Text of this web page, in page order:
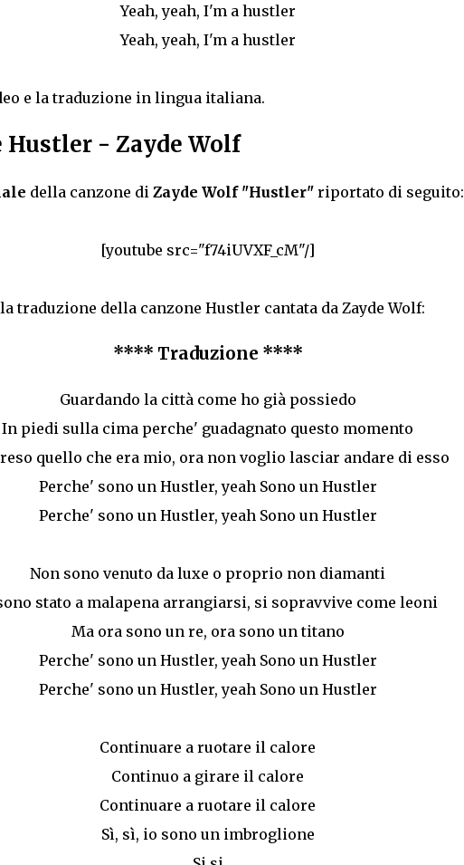
Yeah, yeah, I'm a hustler
Yeah, yeah, I'm a hustler
e la traduzione in lingua italiana.
Hustler - Zayde Wolf
della canzone di Zayde Wolf "Hustler"riportato di seguito:
[youtube src="f74iUVXF_cM"/]
traduzione della canzone Hustler cantata da Zayde Wolf:
**** Traduzione ****
Guardando la città come ho già possiedo
In piedi sulla cima perche' guadagnato questo momento
quello che era mio, ora non voglio lasciar andare di esso
Perche' sono un Hustler, yeah Sono un Hustler
Perche' sono un Hustler, yeah Sono un Hustler
Non sono venuto da luxe o proprio non diamanti
stato a malapena arrangiarsi, si sopravvive come leoni
Ma ora sono un re, ora sono un titano
Perche' sono un Hustler, yeah Sono un Hustler
Perche' sono un Hustler, yeah Sono un Hustler
Continuare a ruotare il calore
Continuo a girare il calore
Continuare a ruotare il calore
Sì, sì, io sono un imbroglione